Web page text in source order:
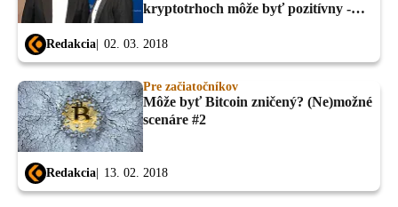
kryptotrhoch môže byť pozitívny -
Redakcia 02. 03. 2018
Pre začiatočníkov
Môže byť Bitcoin zničený? (Ne)možné
scenáre #2
Redakcia 13. 02. 2018